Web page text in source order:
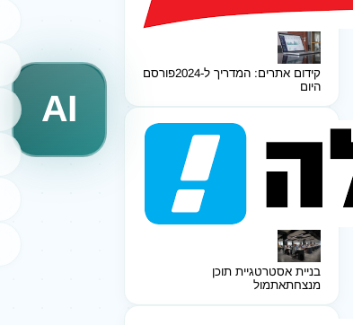
AI
קידום אתרים: המדריך ל-2024
פורסם
היום
בניית אסטרטגיית תוכן
מנצחתאתמול